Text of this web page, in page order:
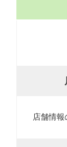
店舗情報